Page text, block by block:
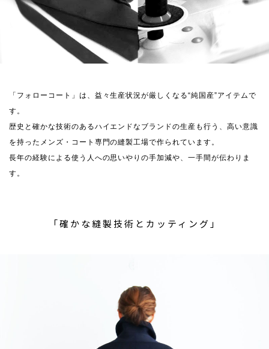
「フォローコート」は、益々生産状況が厳しくなる“純国産”アイテムで
す。
歴史と確かな技術のあるハイエンドなブランドの生産も行う、高い意識
を持ったメンズ・コート専門の縫製工場で作られています。
長年の経験による使う人への思いやりの手加減や、一手間が伝わりま
す。
「確かな縫製技術とカッティング」